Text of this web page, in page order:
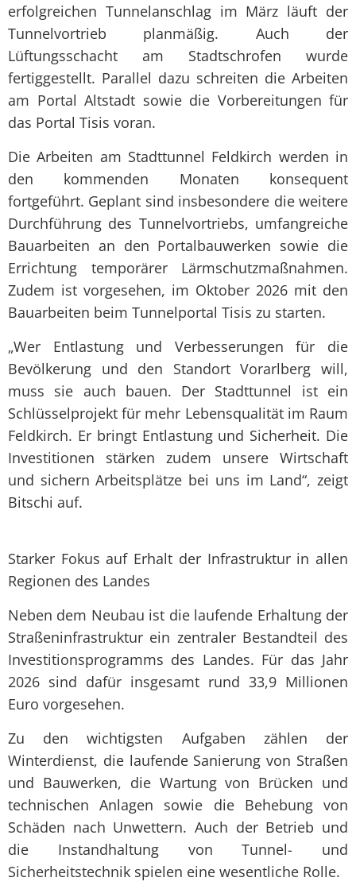
erfolgreichen Tunnelanschlag im März läuft der
Tunnelvortrieb planmäßig. Auch der
Lüftungsschacht am Stadtschrofen wurde
fertiggestellt. Parallel dazu schreiten die Arbeiten
am Portal Altstadt sowie die Vorbereitungen für
das Portal Tisis voran.
Die Arbeiten am Stadttunnel Feldkirch werden in
den kommenden Monaten konsequent
fortgeführt. Geplant sind insbesondere die weitere
Durchführung des Tunnelvortriebs, umfangreiche
Bauarbeiten an den Portalbauwerken sowie die
Errichtung temporärer Lärmschutzmaßnahmen.
Zudem ist vorgesehen, im Oktober 2026 mit den
Bauarbeiten beim Tunnelportal Tisis zu starten.
„Wer Entlastung und Verbesserungen für die
Bevölkerung und den Standort Vorarlberg will,
muss sie auch bauen. Der Stadttunnel ist ein
Schlüsselprojekt für mehr Lebensqualität im Raum
Feldkirch. Er bringt Entlastung und Sicherheit. Die
Investitionen stärken zudem unsere Wirtschaft
und sichern Arbeitsplätze bei uns im Land“, zeigt
Bitschi auf.
Starker Fokus auf Erhalt der Infrastruktur in allen
Regionen des Landes
Neben dem Neubau ist die laufende Erhaltung der
Straßeninfrastruktur ein zentraler Bestandteil des
Investitionsprogramms des Landes. Für das Jahr
2026 sind dafür insgesamt rund 33,9 Millionen
Euro vorgesehen.
Zu den wichtigsten Aufgaben zählen der
Winterdienst, die laufende Sanierung von Straßen
und Bauwerken, die Wartung von Brücken und
technischen Anlagen sowie die Behebung von
Schäden nach Unwettern. Auch der Betrieb und
die Instandhaltung von Tunnel- und
Sicherheitstechnik spielen eine wesentliche Rolle.